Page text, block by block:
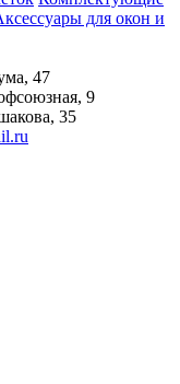
для окон и
47
9
35